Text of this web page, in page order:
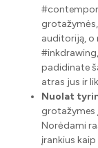
auditoriją, o
padidinate
atras jus ir
Nuolat
grotažymes
Norėdami
įrankius kaip